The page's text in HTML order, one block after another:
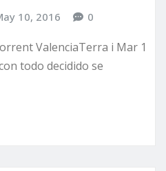
10, 2016 0
ValenciaTerra i Mar 1
todo decidido se